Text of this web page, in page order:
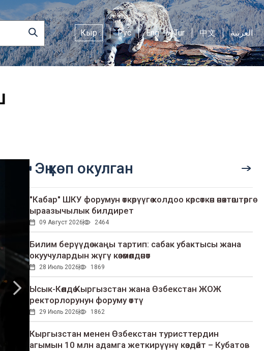
Кыр Рус Eng Tur 中文 العربية
Эң көп окулган
"Кабар" ШКУ форумун өткөрүүгө колдоо көрсөткөн өнөктөштөргө
ыраазычылык билдирет
09 Август 2026 2464
Билим берүүдө жаңы тартип: сабак убактысы жана
окуучулардын жүгү көзөмөлдөнөт
28 Июль 2026 1869
Ысык-Көлдө Кыргызстан жана Өзбекстан ЖОЖ
ректорлорунун форуму өттү
29 Июль 2026 1862
Кыргызстан менен Өзбекстан туристтердин
агымын 10 млн адамга жеткирүүнү көздөйт – Кубатов